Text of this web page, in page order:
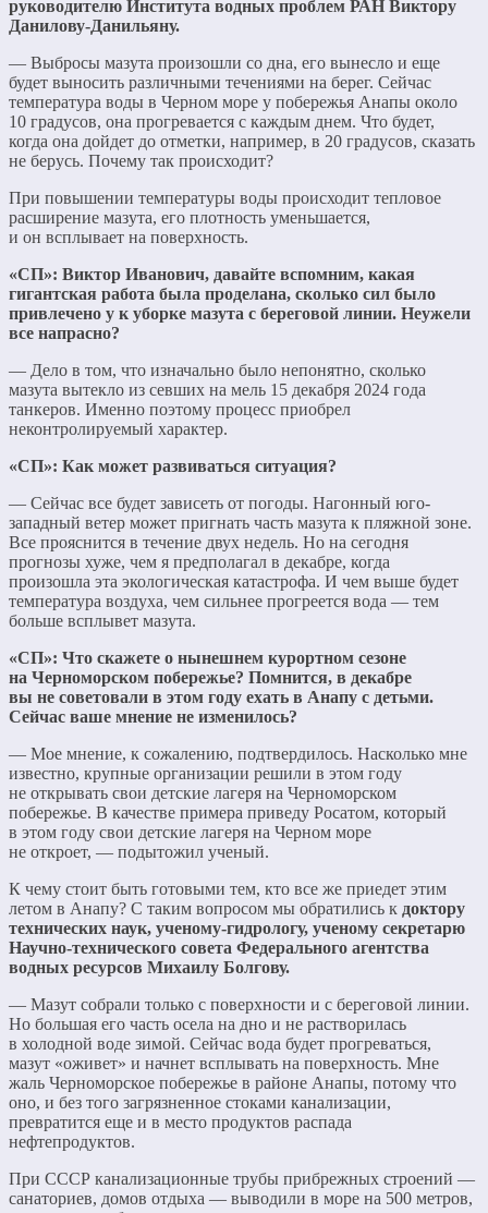
руководителю Института водных проблем РАН Виктору
Данилову-Данильяну.
— Выбросы мазута произошли со дна, его вынесло и еще
будет выносить различными течениями на берег. Сейчас
температура воды в Черном море у побережья Анапы около
10 градусов, она прогревается с каждым днем. Что будет,
когда она дойдет до отметки, например, в 20 градусов, сказать
не берусь. Почему так происходит?
При повышении температуры воды происходит тепловое
расширение мазута, его плотность уменьшается,
и он всплывает на поверхность.
«СП»: Виктор Иванович, давайте вспомним, какая
гигантская работа была проделана, сколько сил было
привлечено у к уборке мазута с береговой линии. Неужели
все напрасно?
— Дело в том, что изначально было непонятно, сколько
мазута вытекло из севших на мель 15 декабря 2024 года
танкеров. Именно поэтому процесс приобрел
неконтролируемый характер.
«СП»: Как может развиваться ситуация?
— Сейчас все будет зависеть от погоды. Нагонный юго-
западный ветер может пригнать часть мазута к пляжной зоне.
Все прояснится в течение двух недель. Но на сегодня
прогнозы хуже, чем я предполагал в декабре, когда
произошла эта экологическая катастрофа. И чем выше будет
температура воздуха, чем сильнее прогреется вода — тем
больше всплывет мазута.
«СП»: Что скажете о нынешнем курортном сезоне
на Черноморском побережье? Помнится, в декабре
вы не советовали в этом году ехать в Анапу с детьми.
Сейчас ваше мнение не изменилось?
— Мое мнение, к сожалению, подтвердилось. Насколько мне
известно, крупные организации решили в этом году
не открывать свои детские лагеря на Черноморском
побережье. В качестве примера приведу Росатом, который
в этом году свои детские лагеря на Черном море
не откроет, — подытожил ученый.
К чему стоит быть готовыми тем, кто все же приедет этим
летом в Анапу? С таким вопросом мы обратились к доктору
технических наук, ученому-гидрологу, ученому секретарю
Научно-технического совета Федерального агентства
водных ресурсов Михаилу Болгову.
— Мазут собрали только с поверхности и с береговой линии.
Но большая его часть осела на дно и не растворилась
в холодной воде зимой. Сейчас вода будет прогреваться,
мазут «оживет» и начнет всплывать на поверхность. Мне
жаль Черноморское побережье в районе Анапы, потому что
оно, и без того загрязненное стоками канализации,
превратится еще и в место продуктов распада
нефтепродуктов.
При СССР канализационные трубы прибрежных строений —
санаториев, домов отдыха — выводили в море на 500 метров,